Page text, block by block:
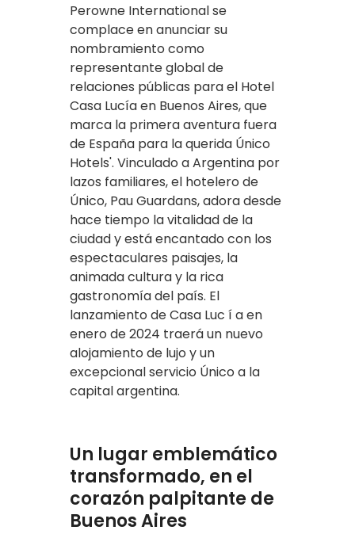
Perowne International se
complace en anunciar su
nombramiento como
representante global de
relaciones públicas para el Hotel
Casa Lucía en Buenos Aires, que
marca la primera aventura fuera
de España para la querida Único
Hotels'. Vinculado a Argentina por
lazos familiares, el hotelero de
Único, Pau Guardans, adora desde
hace tiempo la vitalidad de la
ciudad y está encantado con los
espectaculares paisajes, la
animada cultura y la rica
gastronomía del país. El
lanzamiento de Casa Luc í a en
enero de 2024 traerá un nuevo
alojamiento de lujo y un
excepcional servicio Único a la
capital argentina.
Un lugar emblemático
transformado, en el
corazón palpitante de
Buenos Aires